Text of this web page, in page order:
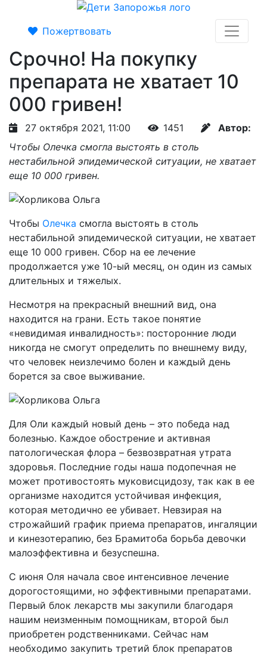
Пожертвовать
Срочно! На покупку
препарата не хватает 10
000 гривен!
27 октября 2021, 11:00 1451
Автор:
Чтобы Олечка смогла выстоять в столь
нестабильной эпидемической ситуации, не хватает
еще 10 000 гривен.
Чтобы Олечка смогла выстоять в столь
нестабильной эпидемической ситуации, не хватает
еще 10 000 гривен. Сбор на ее лечение
продолжается уже 10-ый месяц, он один из самых
длительных и тяжелых.
Несмотря на прекрасный внешний вид, она
находится на грани. Есть такое понятие
«невидимая инвалидность»: посторонние люди
никогда не смогут определить по внешнему виду,
что человек неизлечимо болен и каждый день
борется за свое выживание.
Для Оли каждый новый день – это победа над
болезнью. Каждое обострение и активная
патологическая флора – безвозвратная утрата
здоровья. Последние годы наша подопечная не
может противостоять муковисцидозу, так как в ее
организме находится устойчивая инфекция,
которая методично ее убивает. Невзирая на
строжайший график приема препаратов, ингаляции
и кинезотерапию, без Брамитоба борьба девочки
малоэффективна и безуспешна.
С июня Оля начала свое интенсивное лечение
дорогостоящими, но эффективными препаратами.
Первый блок лекарств мы закупили благодаря
нашим неизменным помощникам, второй был
приобретен родственниками. Сейчас нам
необходимо закупить третий блок препаратов